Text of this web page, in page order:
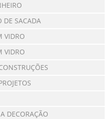
DE SACADA
VIDRO
VIDRO
DECORAÇÃO